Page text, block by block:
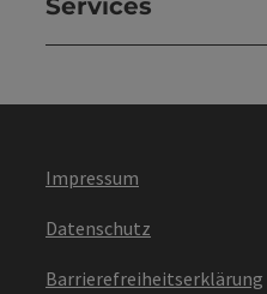
Services
Impressum
Datenschutz
Barrierefreiheitserklärung